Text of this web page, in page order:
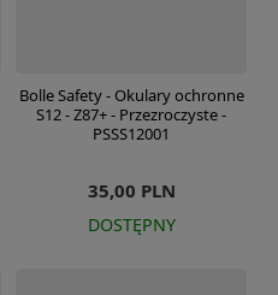
Bolle Safety - Okulary ochronne
S12 - Z87+ - Przezroczyste -
PSSS12001
35,00 PLN
DOSTĘPNY